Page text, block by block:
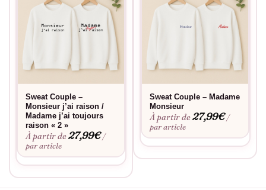
Sweat Couple –
Monsieur j’ai raison /
Madame j’ai toujours
raison « 2 »
À partir de27,99€ /
par article
Sweat Couple – Madame
Monsieur
À partir de27,99€ /
par article